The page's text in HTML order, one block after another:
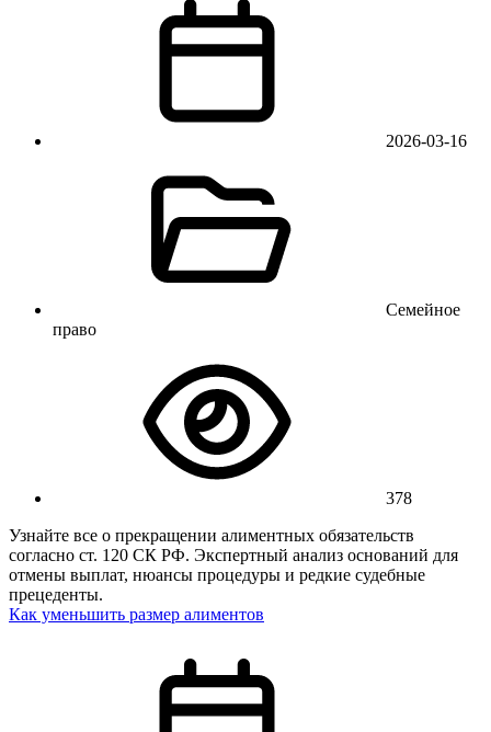
2026-03-16
Семейное
право
378
Узнайте все о прекращении алиментных обязательств
согласно ст. 120 СК РФ. Экспертный анализ оснований для
отмены выплат, нюансы процедуры и редкие судебные
прецеденты.
Как уменьшить размер алиментов